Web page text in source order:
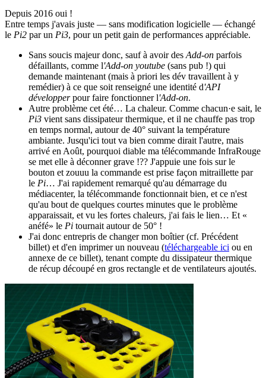
Depuis 2016 oui !
Entre temps j'avais juste — sans modification logicielle — échangé
le Pi2 par un Pi3, pour un petit gain de performances appréciable.
Sans soucis majeur donc, sauf à avoir des Add-on parfois
défaillants, comme l'Add-on youtube (sans pub !) qui
demande maintenant (mais à priori les dév travaillent à y
remédier) à ce que soit renseigné une identité d'API
développerpour faire fonctionner l'Add-on.
Autre problème cet été… La chaleur. Comme chacun·e sait, le
Pi3 vient sans dissipateur thermique, et il ne chauffe pas trop
en temps normal, autour de 40° suivant la température
ambiante. Jusqu'ici tout va bien comme dirait l'autre, mais
arrivé en Août, pourquoi diable ma télécommande InfraRouge
se met elle à déconner grave !?? J'appuie une fois sur le
bouton et zouuu la commande est prise façon mitraillette par
le Pi… J'ai rapidement remarqué qu'au démarrage du
médiacenter, la télécommande fonctionnait bien, et ce n'est
qu'au bout de quelques courtes minutes que le problème
apparaissait, et vu les fortes chaleurs, j'ai fais le lien… Et «
anéfé» le Pi tournait autour de 50° !
J'ai donc entrepris de changer mon boîtier (cf. Précédent
billet) et d'en imprimer un nouveau (téléchargeable ici ou en
annexe de ce billet), tenant compte du dissipateur thermique
de récup découpé en gros rectangle et de ventilateurs ajoutés.